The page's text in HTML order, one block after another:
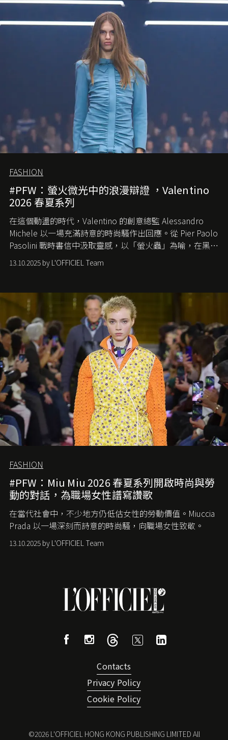
FASHION
#PFW：螢火微光中的浪漫辯證 ，Valentino
2026 春夏系列
在這個動盪的時代， Valentino 的創意總監 Alessandro
Michele 以一場充滿詩意的時尚騷作出回應。從 Pier Paolo
Pasolini 戰時書信中汲取靈感，以「螢火蟲」為喻，在黑暗
中找尋希望的微光。
13.10.2025 by L'OFFICIEL Team
FASHION
#PFW：Miu Miu 2026 春夏系列開啟時尚與勞
動的對話，為職場女性譜寫讚歌
在當代社會中，不少地方仍低估女性的勞動價值。 Miuccia
Prada 以一場深刻而詩意的時尚騷，向職場女性致敬。
13.10.2025 by L'OFFICIEL Team
Contacts
Privacy Policy
Cookie Policy
©2026L'OFFICIEL HONG KONG PUBLISHING LIMITED All